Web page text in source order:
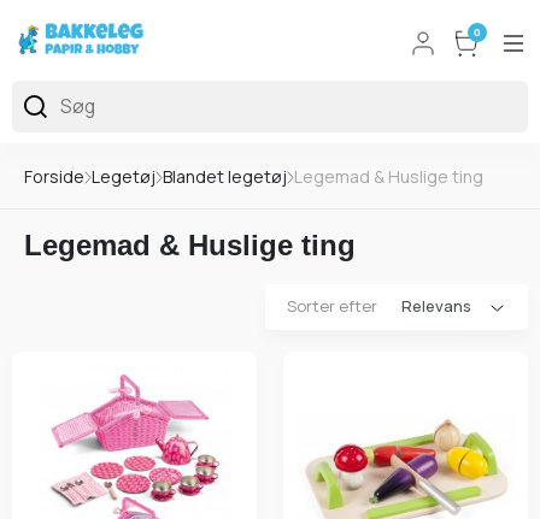
0
Forside Legetøj Blandet legetøj Legemad & Huslige ting
Legemad & Huslige ting
Sorter efter